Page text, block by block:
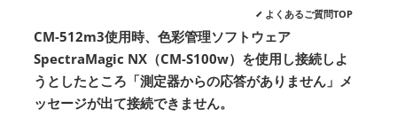
よくあるご質問TOP
CM-512m3使用時、色彩管理ソフトウェア
SpectraMagic NX（CM-S100w）を使用し接続しよ
うとしたところ「測定器からの応答がありません」メ
ッセージが出て接続できません。